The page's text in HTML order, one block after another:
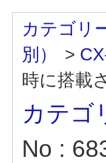
カテゴリ
別）
>
時に搭載
カテゴ
No :